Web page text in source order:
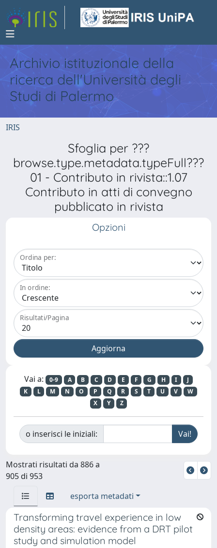
Archivio istituzionale della
ricerca dell'Università degli
Studi di Palermo
IRIS
Sfoglia per ???
browse.type.metadata.typeFull???
01 - Contributo in rivista::1.07
Contributo in atti di convegno
pubblicato in rivista
Opzioni
Ordina per:
In ordine:
Risultati/Pagina
Vai a: 0-9 A B C D E F G H I
J
K
L M N O P Q R S T U V
W
X
Y Z
o inserisci le iniziali:
Mostrati risultati da 886 a
905 di 953
esporta metadati
Transforming travel experience in low
density areas: evidence from a DRT pilot
study and simulation model